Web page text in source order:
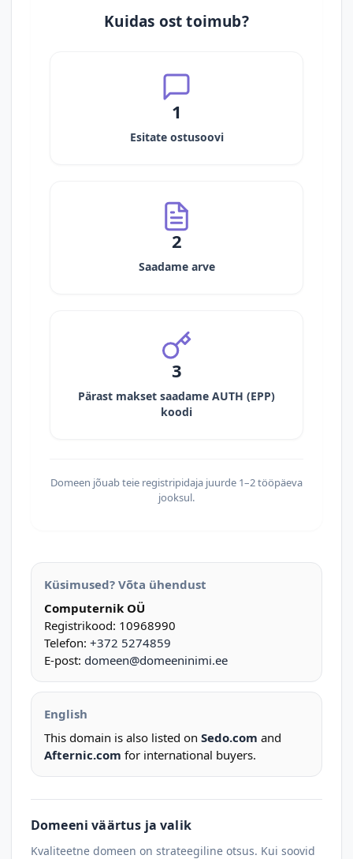
Kuidas ost toimub?
1
Esitate ostusoovi
2
Saadame arve
3
Pärast makset saadame AUTH (EPP)
koodi
Domeen jõuab teie registripidaja juurde 1–2 tööpäeva
jooksul.
Küsimused? Võta ühendust
Computernik OÜ
Registrikood: 10968990
Telefon: +372 5274859
E-post: domeen@domeeninimi.ee
English
This domain is also listed on Sedo.com and
Afternic.com for international buyers.
Domeeni väärtus ja valik
Kvaliteetne domeen on strateegiline otsus. Kui soovid